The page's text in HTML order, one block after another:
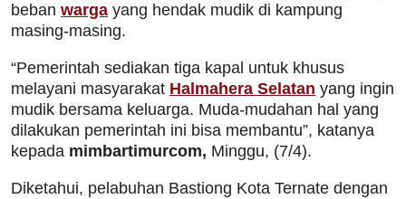
beban warga yang hendak mudik di kampung
masing-masing.
“Pemerintah sediakan tiga kapal untuk khusus
melayani masyarakat Halmahera Selatan yang ingin
mudik bersama keluarga. Muda-mudahan hal yang
dilakukan pemerintah ini bisa membantu”, katanya
kepada mimbartimurcom, Minggu, (7/4).
Diketahui, pelabuhan Bastiong Kota Ternate dengan